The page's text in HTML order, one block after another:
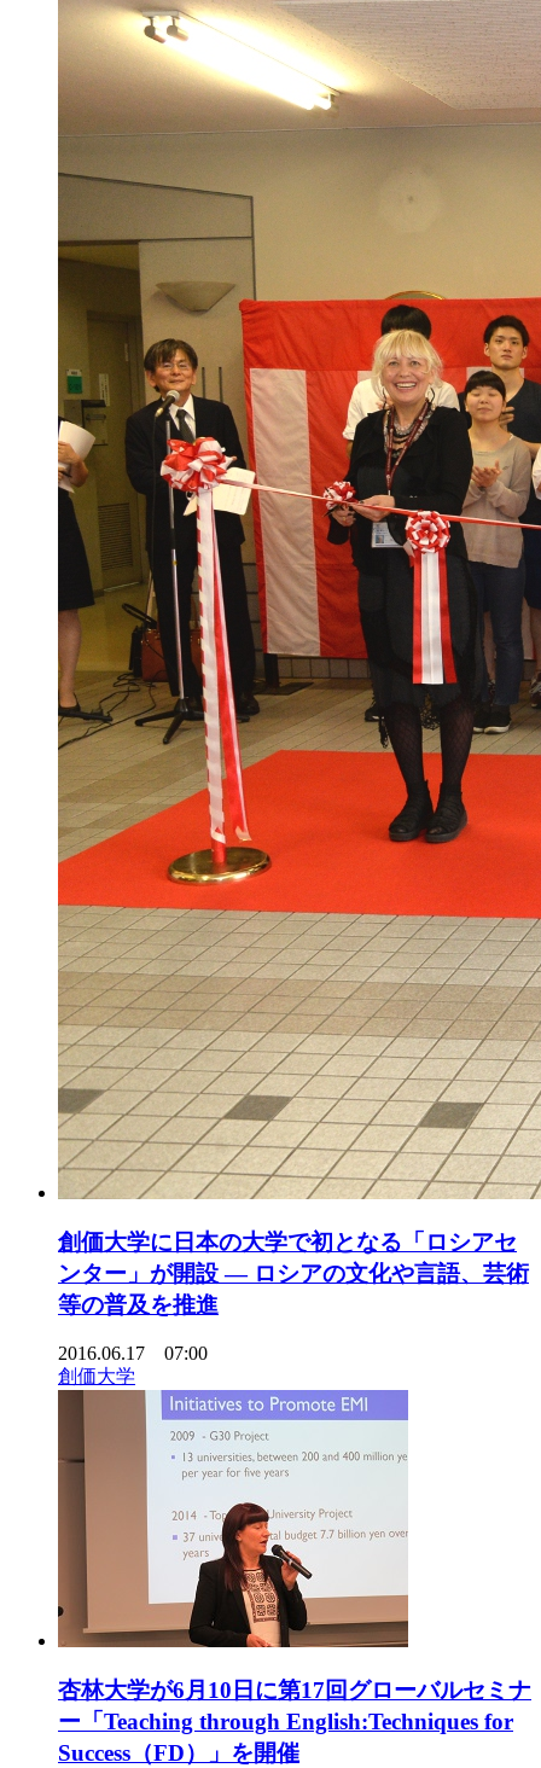
創価大学に日本の大学で初となる「ロシアセ
ンター」が開設 — ロシアの文化や言語、芸術
等の普及を推進
2016.06.17 07:00
創価大学
杏林大学が6月10日に第17回グローバルセミナ
ー「Teaching through English:Techniques for
Success（FD）」を開催